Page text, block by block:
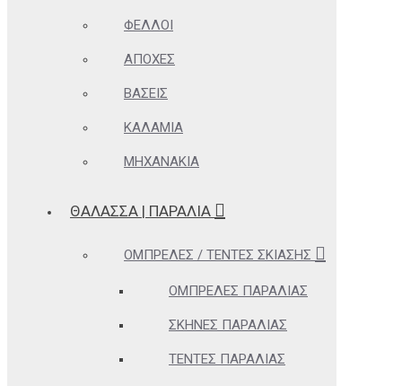
ΦΕΛΛΟΊ
ΑΠΌΧΕΣ
ΒΆΣΕΙΣ
ΚΑΛΆΜΙΑ
ΜΗΧΑΝΆΚΙΑ
ΘΆΛΑΣΣΑ | ΠΑΡΑΛΊΑ
ΟΜΠΡΈΛΕΣ / ΤΈΝΤΕΣ ΣΚΊΑΣΗΣ
ΟΜΠΡΈΛΕΣ ΠΑΡΑΛΊΑΣ
ΣΚΗΝΈΣ ΠΑΡΑΛΊΑΣ
ΤΈΝΤΕΣ ΠΑΡΑΛΊΑΣ